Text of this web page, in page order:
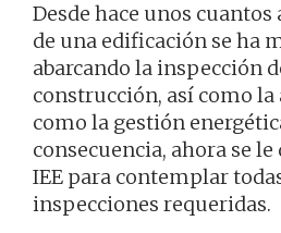
Desde hace unos
de una edificación se ha
abarcando la inspección
construcción, así como
como la gestión
consecuencia, ahora se
IEE para contemplar
inspecciones requeridas.